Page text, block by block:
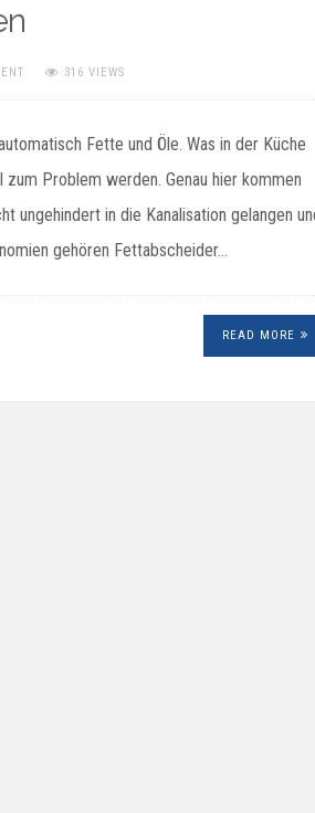
316 VIEWS
Fette und Öle. Was in der Küche
Problem werden. Genau hier kommen
ungehindert in die Kanalisation gelangen
gehören Fettabscheider…
READ MORE